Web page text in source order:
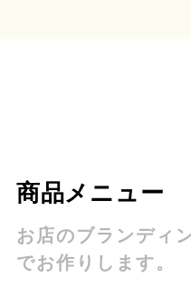
商品メニュー
お店のブランディ
でお作りします。